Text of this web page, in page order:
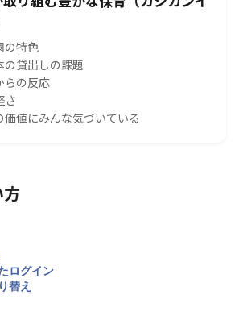
の特色
の貸出しの課題
らの反応
さ
値にみんな気づいている
ログイン
替え